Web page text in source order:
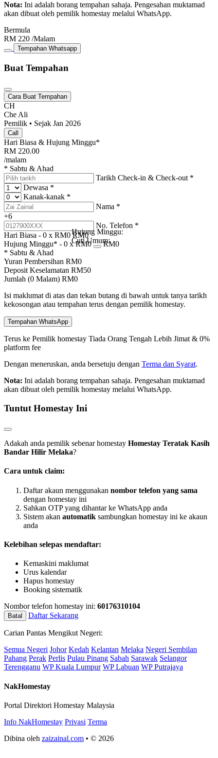
Nota: Ini adalah borang tempahan sahaja. Pengesahan muktamad
akan dibuat oleh pemilik homestay melalui WhatsApp.
Bermula
RM 220 /Malam
Tempahan Whatsapp
Buat Tempahan
Cara Buat Tempahan
CH
Che Ali
Pemilik • Sejak Jan 2026
Call
Hari Biasa & Hujung Minggu*
RM 220.00
/malam
* Sabtu & Ahad
Tarikh Check-in & Check-out *
Dewasa *
Kanak-kanak *
Nama *
+6
No. Telefon *
Hari Biasa - 0 x RM0 RM0
Hujung Minggu* - 0 x RM0
Hujung Minggu:
Cuti Umum:RM0
* Sabtu & Ahad
Yuran Pembersihan RM0
Deposit Keselamatan RM50
Jumlah (0 Malam) RM0
Isi maklumat di atas dan tekan butang di bawah untuk tanya tarikh
kekosongan atau tempahan terus dengan pemilik homestay.
Tempahan WhatsApp
Terus ke Pemilik homestay Tiada Orang Tengah Lebih Jimat & 0%
platform fee
Dengan meneruskan, anda bersetuju dengan Terma dan Syarat.
Nota: Ini adalah borang tempahan sahaja. Pengesahan muktamad
akan dibuat oleh pemilik homestay melalui WhatsApp.
Tuntut Homestay Ini
Adakah anda pemilik sebenar homestay Homestay Teratak Kasih
Bandar Hilir Melaka?
Cara untuk claim:
Daftar akaun menggunakan nombor telefon yang sama
dengan homestay ini
Sahkan OTP yang dihantar ke WhatsApp anda
Sistem akan automatik sambungkan homestay ini ke akaun
anda
Kelebihan selepas mendaftar:
Kemaskini maklumat
Urus kalendar
Hapus homestay
Booking sistematik
Nombor telefon homestay ini: 60176310104
Batal Daftar Sekarang
Carian Pantas Mengikut Negeri:
Semua Negeri Johor Kedah Kelantan Melaka Negeri Sembilan
Pahang Perak Perlis Pulau Pinang Sabah Sarawak Selangor
Terengganu WP Kuala Lumpur WP Labuan WP Putrajaya
NakHomestay
Portal Direktori Homestay Malaysia
Info NakHomestay Privasi Terma
Dibina oleh zaizainal.com • © 2026